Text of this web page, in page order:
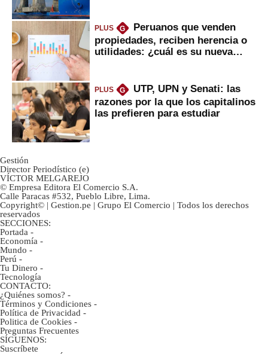
PLUS G
Peruanos que venden
propiedades, reciben herencia o
utilidades: ¿cuál es su nueva
PLUS G
UTP, UPN y Senati: las
razones por la que los capitalinos
las prefieren para estudiar
Gestión
Director Periodístico (e)
VÍCTOR MELGAREJO
© Empresa Editora El Comercio S.A.
Calle Paracas #532, Pueblo Libre, Lima.
Copyright© | Gestion.pe | Grupo El Comercio | Todos los derechos
reservados
SECCIONES:
Portada -
Economía -
Mundo -
Perú -
Tu Dinero -
Tecnología
CONTACTO:
¿Quiénes somos? -
Términos y Condiciones -
Política de Privacidad -
Politica de Cookies -
Preguntas Frecuentes
SÍGUENOS:
Suscríbete